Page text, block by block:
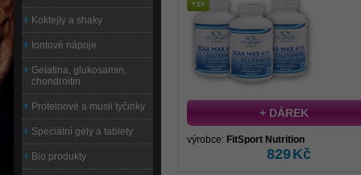
+ DÁREK
výrobce: FitSport Nutrition
829Kč
Koktejly a shaky
Iontové nápoje
Gelatina, glukosamin,
chondroitin
Proteinové a musli tyčinky
Speciální gely a tablety
Bio produkty